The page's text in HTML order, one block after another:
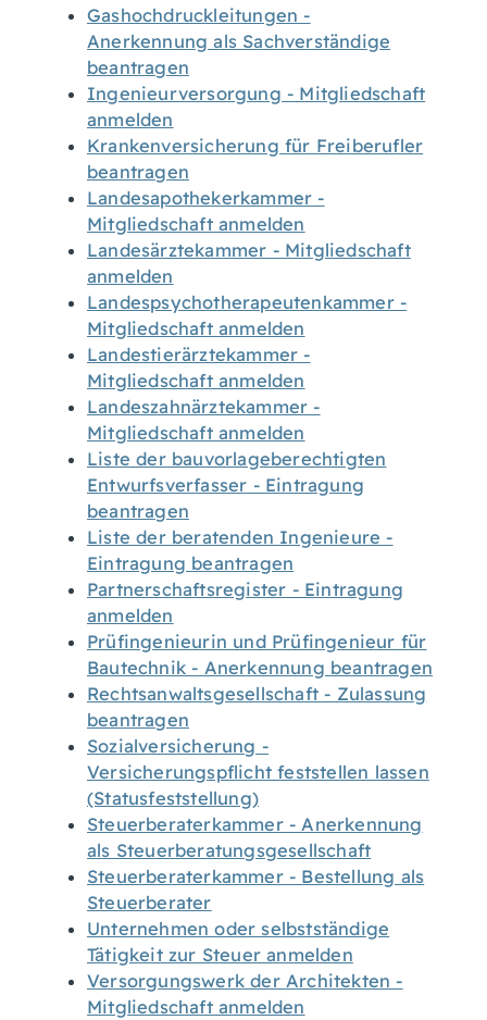
Gashochdruckleitungen -
Anerkennung als Sachverständige
beantragen
Ingenieurversorgung - Mitgliedschaft
anmelden
Krankenversicherung für Freiberufler
beantragen
Landesapothekerkammer -
Mitgliedschaft anmelden
Landesärztekammer - Mitgliedschaft
anmelden
Landespsychotherapeutenkammer -
Mitgliedschaft anmelden
Landestierärztekammer -
Mitgliedschaft anmelden
Landeszahnärztekammer -
Mitgliedschaft anmelden
Liste der bauvorlageberechtigten
Entwurfsverfasser - Eintragung
beantragen
Liste der beratenden Ingenieure -
Eintragung beantragen
Partnerschaftsregister - Eintragung
anmelden
Prüfingenieurin und Prüfingenieur für
Bautechnik - Anerkennung beantragen
Rechtsanwaltsgesellschaft - Zulassung
beantragen
Sozialversicherung -
Versicherungspflicht feststellen lassen
(Statusfeststellung)
Steuerberaterkammer - Anerkennung
als Steuerberatungsgesellschaft
Steuerberaterkammer - Bestellung als
Steuerberater
Unternehmen oder selbstständige
Tätigkeit zur Steuer anmelden
Versorgungswerk der Architekten -
Mitgliedschaft anmelden